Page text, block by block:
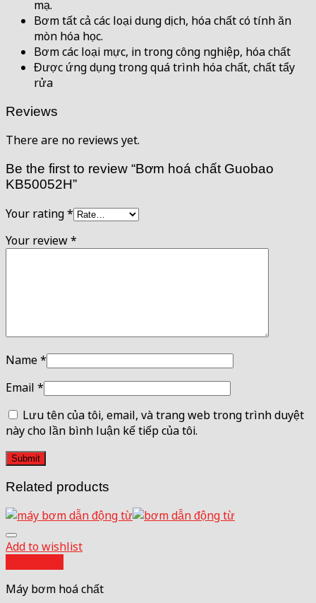
mạ.
Bơm tất cả các loại dung dịch, hóa chất có tính ăn
mòn hóa học.
Bơm các loại mực, in trong công nghiệp, hóa chất
Được ứng dụng trong quá trình hóa chất, chất tẩy
rửa
Reviews
There are no reviews yet.
Be the first to review “Bơm hoá chất Guobao
KB50052H”
Your rating*
Your review*
Name*
Email *
Lưu tên của tôi, email, và trang web trong trình duyệt
này cho lần bình luận kế tiếp của tôi.
Related products
Add to wishlist
Máy bơm hoá chất